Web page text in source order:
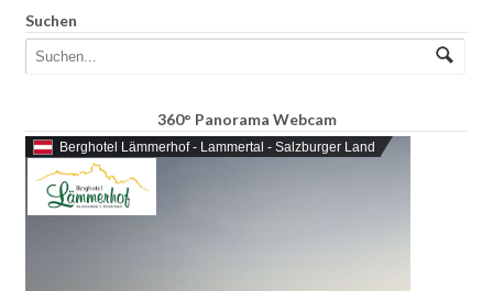
Suchen
360° Panorama Webcam
Berghotel Lämmerhof - Lammertal - Salzburger Land